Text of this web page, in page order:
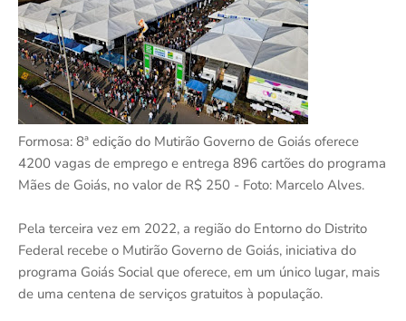
Formosa: 8ª edição do Mutirão Governo de Goiás oferece
4200 vagas de emprego e entrega 896 cartões do programa
Mães de Goiás, no valor de R$ 250 - Foto: Marcelo Alves.
Pela terceira vez em 2022, a região do Entorno do Distrito
Federal recebe o Mutirão Governo de Goiás, iniciativa do
programa Goiás Social que oferece, em um único lugar, mais
de uma centena de serviços gratuitos à população.